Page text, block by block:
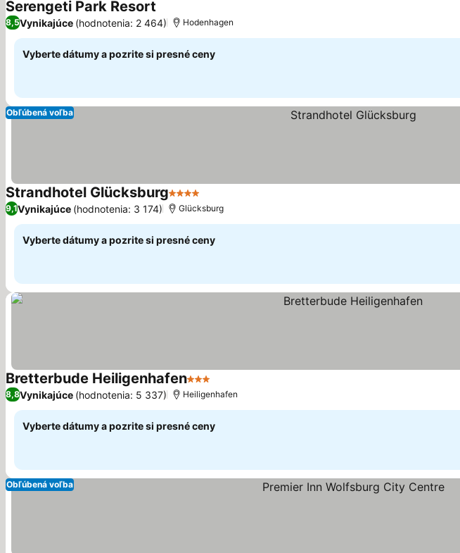
Serengeti Park Resort Zobraziť ceny
8,5Vynikajúce (hodnotenia: 2 464) Hodenhagen
Vyberte dátumy a pozrite si presné ceny
Obľúbená voľba
Strandhotel Glücksburg4 Počet hviezdičiek
9,1Vynikajúce (hodnotenia: 3 174) Glücksburg
Vyberte dátumy a pozrite si presné ceny
Bretterbude Heiligenhafen3 Počet hviezdičiek
8,8Vynikajúce (hodnotenia: 5 337) Heiligenhafen
Vyberte dátumy a pozrite si presné ceny
Obľúbená voľba